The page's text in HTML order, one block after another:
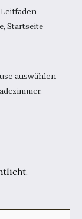
, Startseite
auswählen
,